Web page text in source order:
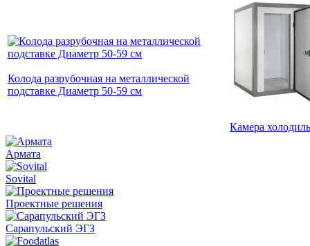
Колода разрубочная на металлической
подставке Диаметр 50-59 cм
Камера
Армата
Sovital
Проектные решения
Сарапульский ЭГЗ